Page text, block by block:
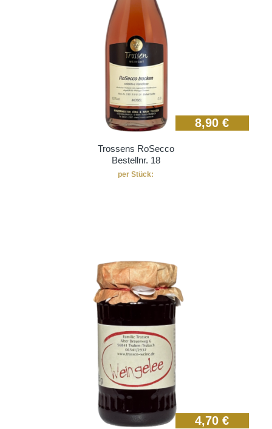
Trossens RoSecco
Bestellnr. 18
per Stück:
8,90€
4,70€